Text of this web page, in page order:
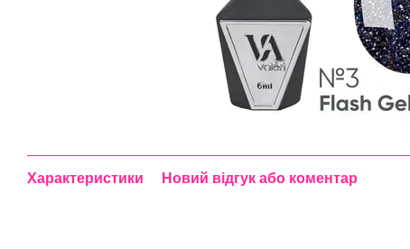
Характеристики Новий відгук або коментар